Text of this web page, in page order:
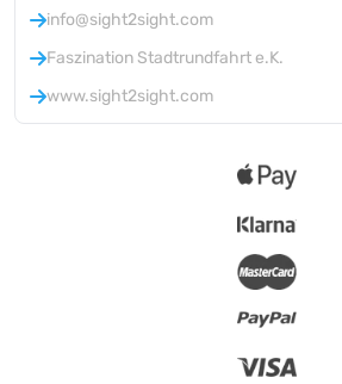
info@sight2sight.com
Faszination Stadtrundfahrt e.K.
www.sight2sight.com